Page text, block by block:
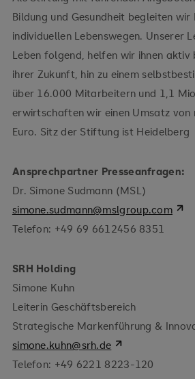
Bildung und Gesundheit begleiten
individuellen Lebenswegen. Unserer
Leben folgend, helfen wir ihnen aktiv
ihrer Zukunft, hin zu einem
über 16.000 Mitarbeitern und 1,1
erwirtschaften wir einen Umsatz von
Euro. Sitz der Stiftung ist Heidelberg
Ansprechpartner Presseanfragen:
Dr. Simone Sudmann (MSL)
simone.sudmann@mslgroup.com
Telefon: +49 69 6612456 8351
SRH Holding
Simone Kuhn
Leiterin Geschäftsbereich
Strategische Markenführung &
simone.kuhn@srh.de
Telefon: +49 6221 8223-120